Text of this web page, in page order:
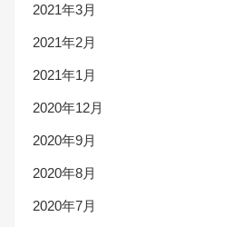
2021年3月
2021年2月
2021年1月
2020年12月
2020年9月
2020年8月
2020年7月